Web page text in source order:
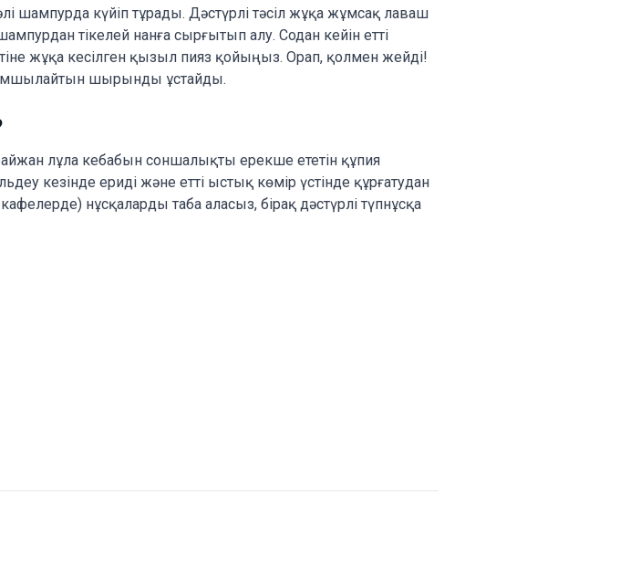
шампурда күйіп тұрады. Дәстүрлі тәсіл жұқа жұмсақ лаваш
тікелей нанға сырғытып алу. Содан кейін етті
жұқа кесілген қызыл пияз қойыңыз. Орап, қолмен жейді!
шырынды ұстайды.
лұла кебабын соншалықты ерекше ететін құпия
кезінде ериді және етті ыстық көмір үстінде құрғатудан
нұсқаларды таба аласыз, бірақ дәстүрлі түпнұсқа